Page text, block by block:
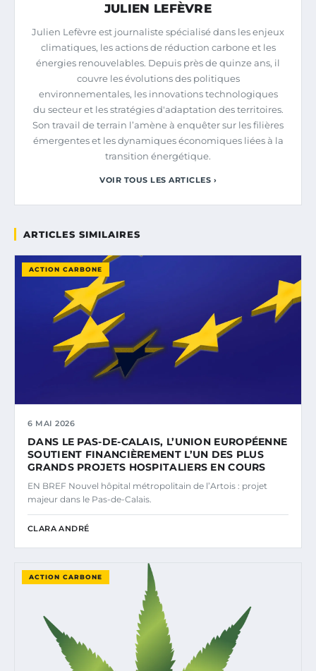
JULIEN LEFÈVRE
Julien Lefèvre est journaliste spécialisé dans les enjeux
climatiques, les actions de réduction carbone et les
énergies renouvelables. Depuis près de quinze ans, il
couvre les évolutions des politiques
environnementales, les innovations technologiques
du secteur et les stratégies d'adaptation des territoires.
Son travail de terrain l’amène à enquêter sur les filières
émergentes et les dynamiques économiques liées à la
transition énergétique.
VOIR TOUS LES ARTICLES ›
ARTICLES SIMILAIRES
ACTION CARBONE
6 MAI 2026
DANS LE PAS-DE-CALAIS, L’UNION EUROPÉENNE
SOUTIENT FINANCIÈREMENT L’UN DES PLUS
GRANDS PROJETS HOSPITALIERS EN COURS
EN BREF Nouvel hôpital métropolitain de l’Artois : projet
majeur dans le Pas-de-Calais.
CLARA ANDRÉ
ACTION CARBONE